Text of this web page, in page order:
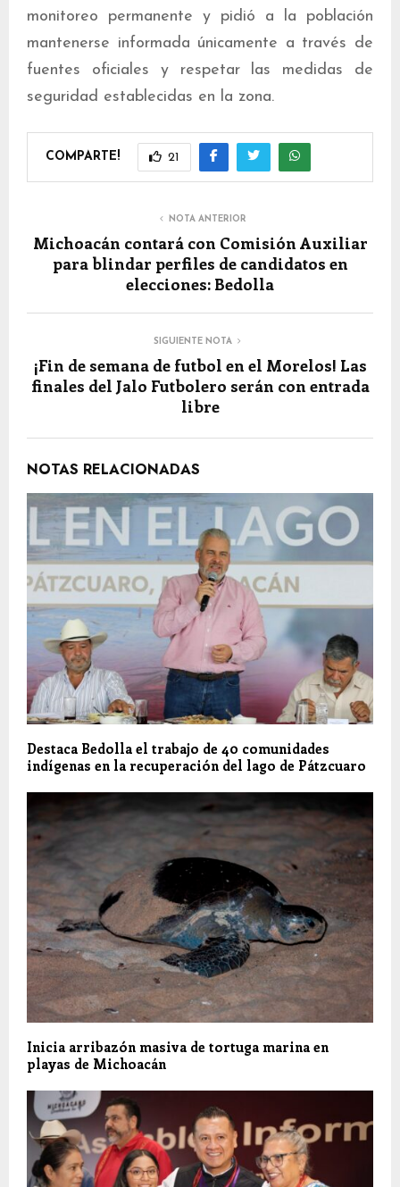
monitoreo permanente y pidió a la población
mantenerse informada únicamente a través de
fuentes oficiales y respetar las medidas de
seguridad establecidas en la zona.
COMPARTE! 21
NOTA ANTERIOR
Michoacán contará con Comisión Auxiliar
para blindar perfiles de candidatos en
elecciones: Bedolla
SIGUIENTE NOTA
¡Fin de semana de futbol en el Morelos! Las
finales del Jalo Futbolero serán con entrada
libre
NOTAS RELACIONADAS
Destaca Bedolla el trabajo de 40 comunidades
indígenas en la recuperación del lago de Pátzcuaro
Inicia arribazón masiva de tortuga marina en
playas de Michoacán